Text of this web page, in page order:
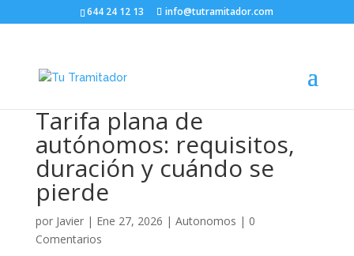
644 24 12 13 info@tutramitador.com
Tarifa plana de
autónomos: requisitos,
duración y cuándo se
pierde
por Javier| Ene 27, 2026 | Autonomos | 0
Comentarios